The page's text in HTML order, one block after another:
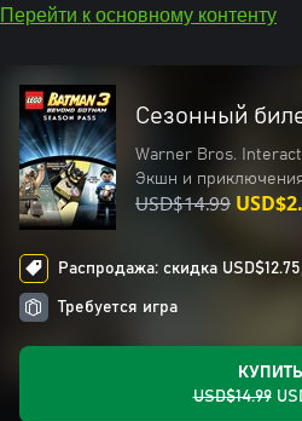
Перейти к основному контенту
Сезонный
Warner Bros.
Экшн и
USD$14.99
Распродажа: скидка
Требуется игра
КУПИТЬ
USD$14.99